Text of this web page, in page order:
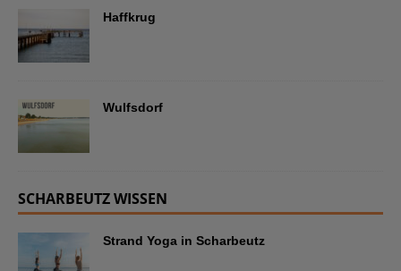
Haffkrug
Wulfsdorf
SCHARBEUTZ WISSEN
Strand Yoga in Scharbeutz